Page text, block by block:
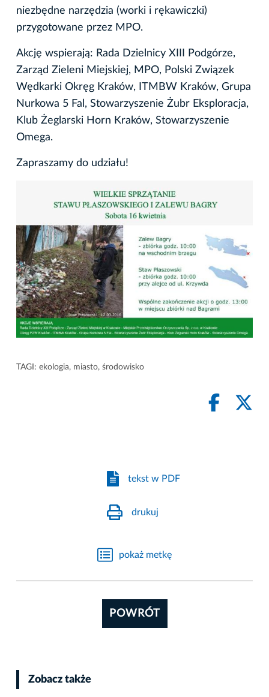
niezbędne narzędzia (worki i rękawiczki)
przygotowane przez MPO.
Akcję wspierają: Rada Dzielnicy XIII Podgórze,
Zarząd Zieleni Miejskiej, MPO, Polski Związek
Wędkarki Okręg Kraków, ITMBW Kraków, Grupa
Nurkowa 5 Fal, Stowarzyszenie Żubr Eksploracja,
Klub Żeglarski Horn Kraków, Stowarzyszenie
Omega.
Zapraszamy do udziału!
TAGI: ekologia, miasto, środowisko
tekst w PDF
drukuj
pokaż metkę
POWRÓT
Zobacz także